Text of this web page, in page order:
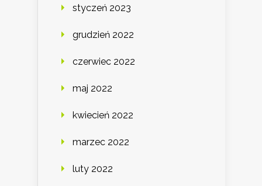
styczeń 2023
grudzień 2022
czerwiec 2022
maj 2022
kwiecień 2022
marzec 2022
luty 2022